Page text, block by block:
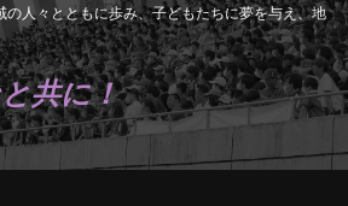
の人々とともに歩み、子どもたちに夢を与え、地
共に！